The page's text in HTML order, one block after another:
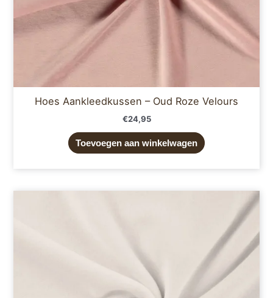
Hoes Aankleedkussen – Oud Roze Velours
€24,95
Toevoegen aan winkelwagen